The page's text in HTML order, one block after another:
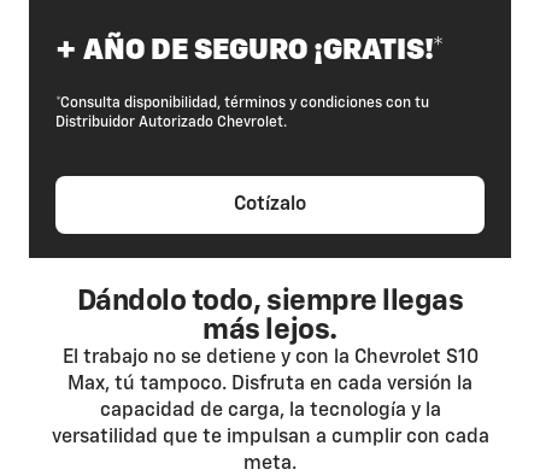
+ AÑO DE SEGURO ¡GRATIS!*
*Consulta disponibilidad, términos y condiciones con tu
Distribuidor Autorizado Chevrolet.
Cotízalo
Dándolo todo, siempre llegas
más lejos.
El trabajo no se detiene y con la Chevrolet S10
Max, tú tampoco. Disfruta en cada versión la
capacidad de carga, la tecnología y la
versatilidad que te impulsan a cumplir con cada
meta.